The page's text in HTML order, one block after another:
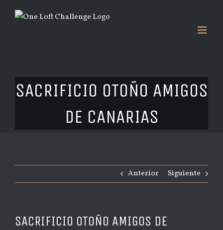
SACRIFICIO OTOÑO AMIGOS
DE CANARIAS
Anterior Siguiente
SACRIFICIO OTOÑO AMIGOS DE